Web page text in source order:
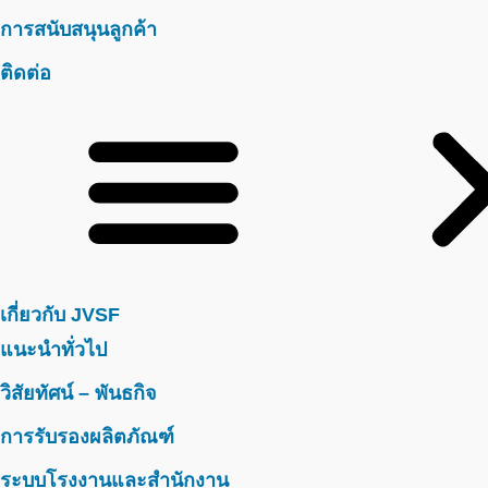
การสนับสนุนลูกค้า
ติดต่อ
เกี่ยวกับ JVSF
แนะนำทั่วไป
วิสัยทัศน์ – พันธกิจ
การรับรองผลิตภัณฑ์
ระบบโรงงานและสำนักงาน